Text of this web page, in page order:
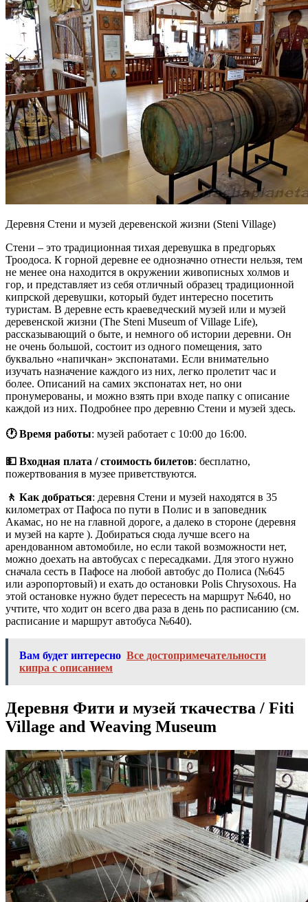
Деревня Стени и музей деревенской жизни (Steni Village)
Стени – это традиционная тихая деревушка в предгорьях
Троодоса. К горной деревне ее однозначно отнести нельзя, тем
не менее она находится в окружении живописных холмов и
гор, и представляет из себя отличный образец традиционной
кипрской деревушки, который будет интересно посетить
туристам. В деревне есть краеведческий музей или и музей
деревенской жизни (The Steni Museum of Village Life),
рассказывающий о быте, и немного об истории деревни. Он
не очень большой, состоит из одного помещения, зато
буквально «напичкан» экспонатами. Если внимательно
изучать назначение каждого из них, легко пролетит час и
более. Описаний на самих экспонатах нет, но они
пронумерованы, и можно взять при входе папку с описание
каждой из них. Подробнее про деревню Стени и музей здесь.
🕐 Время работы: музей работает с 10:00 до 16:00.
💵 Входная плата / стоимость билетов: бесплатно,
пожертвования в музее приветствуются.
🚶 Как добраться: деревня Стени и музей находятся в 35
километрах от Пафоса по пути в Полис и в заповедник
Акамас, но не на главной дороге, а далеко в стороне (деревня
и музей на карте ). Добираться сюда лучше всего на
арендованном автомобиле, но если такой возможности нет,
можно доехать на автобусах с пересадками. Для этого нужно
сначала сесть в Пафосе на любой автобус до Полиса (№645
или аэропортовый) и ехать до остановки Polis Chrysoxous. На
этой остановке нужно будет пересесть на маршрут №640, но
учтите, что ходит он всего два раза в день по расписанию (см.
расписание и маршрут автобуса №640).
Вам будет интересно Все достопримечательности
кипра с описанием
Деревня Фити и музей ткачества / Fiti
Village and Weaving Museum